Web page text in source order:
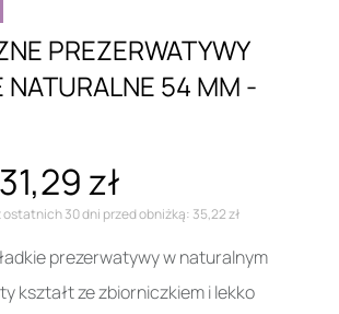
PREZERWATYWY
NATURALNE 54 MM -
31,29 zł
ostatnich 30 dni przed obniżką: 35,22 zł
prezerwatywy w naturalnym
kształt ze zbiorniczkiem i lekko